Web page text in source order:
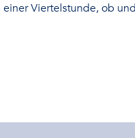
Viertelstunde, ob